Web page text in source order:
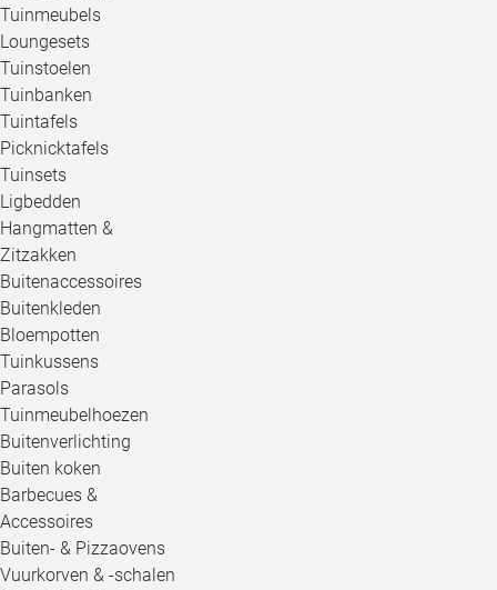
Tuinmeubels
Loungesets
Tuinstoelen
Tuinbanken
Tuintafels
Picknicktafels
Tuinsets
Ligbedden
Hangmatten &
Zitzakken
Buitenaccessoires
Buitenkleden
Bloempotten
Tuinkussens
Parasols
Tuinmeubelhoezen
Buitenverlichting
Buiten koken
Barbecues &
Accessoires
Buiten- & Pizzaovens
Vuurkorven & -schalen